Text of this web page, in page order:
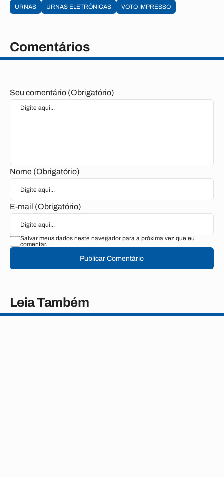
URNAS
URNAS ELETRÔNICAS VOTO IMPRESSO
Comentários
Seu comentário (Obrigatório)
Nome (Obrigatório)
E-mail (Obrigatório)
Salvar meus dados neste navegador para a próxima vez que eu
comentar.
Publicar Comentário
Leia Também